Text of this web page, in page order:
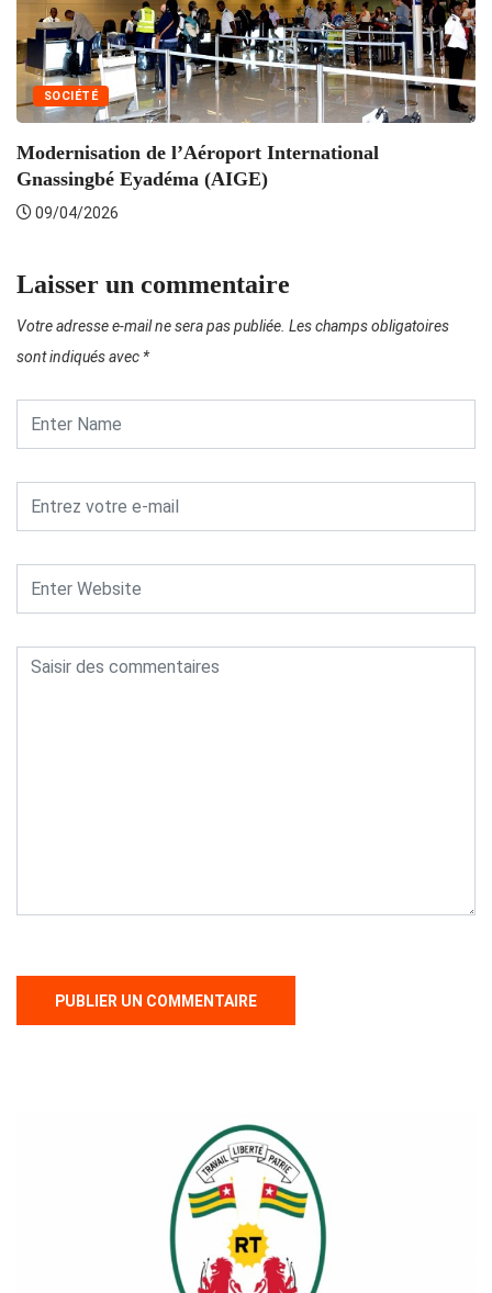
SOCIÉTÉ
Modernisation de l’Aéroport International
Gnassingbé Eyadéma (AIGE)
09/04/2026
Laisser un commentaire
Votre adresse e-mail ne sera pas publiée. Les champs obligatoires
sont indiqués avec *